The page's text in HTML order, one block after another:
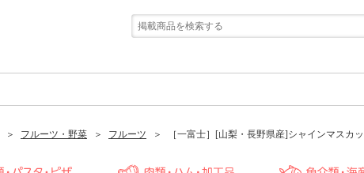
フルーツ・野菜 フルーツ ［一富士］[山梨・長野県産]シャインマスカ